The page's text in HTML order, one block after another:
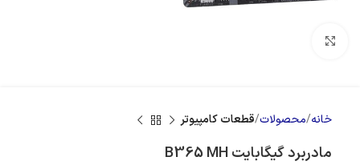
خانه محصولات قطعات کامپیوتر
مادربرد گیگابایت B365 MH